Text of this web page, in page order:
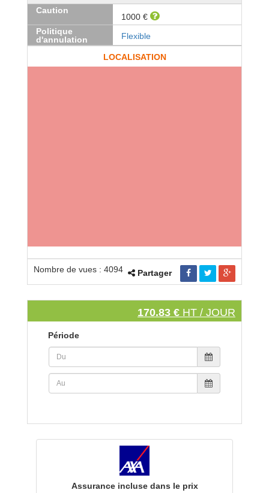
Caution
1000 €
Politique
d'annulation
Flexible
LOCALISATION
Nombre de vues : 4094 Partager
170.83 € HT / JOUR
Période
Assurance incluse dans le prix